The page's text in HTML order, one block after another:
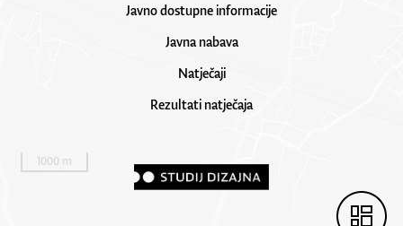
Javno dostupne informacije
Javna nabava
Natječaji
Rezultati natječaja
1000 m